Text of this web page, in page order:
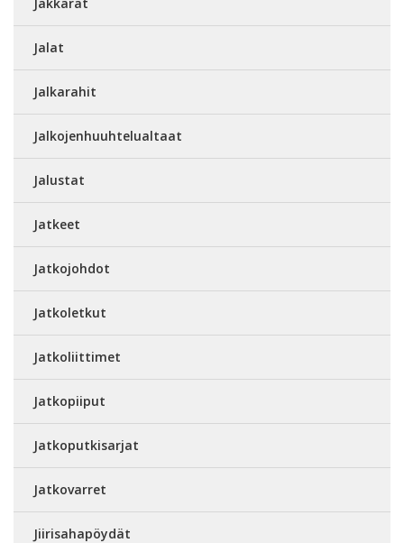
Jalat
Jalkarahit
Jalkojenhuuhtelualtaat
Jalustat
Jatkeet
Jatkojohdot
Jatkoletkut
Jatkoliittimet
Jatkopiiput
Jatkoputkisarjat
Jatkovarret
Jiirisahapöydät